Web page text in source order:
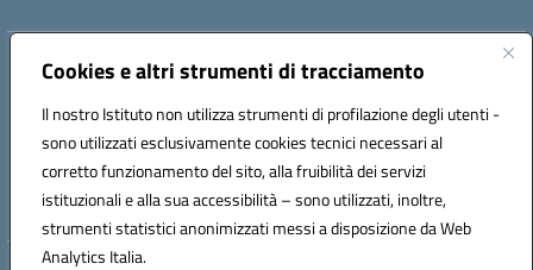
Cookies e altri strumenti di tracciamento
Il nostro Istituto non utilizza strumenti di profilazione degli utenti -
sono utilizzati esclusivamente cookies tecnici necessari al
corretto funzionamento del sito, alla fruibilità dei servizi
istituzionali e alla sua accessibilità – sono utilizzati, inoltre,
strumenti statistici anonimizzati messi a disposizione da Web
Analytics Italia.
Indirizzo:Via Magna Grecia, 1 - 70026 Modugno (Bari)
Posta elettronica certificata (PEC):baic8ap005@pec.istruzione.it
Codice fiscale: 93548950729
Codice meccanografico: BAIC8AP005